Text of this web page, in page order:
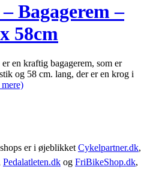
Bagagerem –
58cm
en kraftig bagagerem, som er
og 58 cm. lang, der er en krog i
er i øjeblikket Cykelpartner.dk,
Pedalatleten.dk og FriBikeShop.dk,